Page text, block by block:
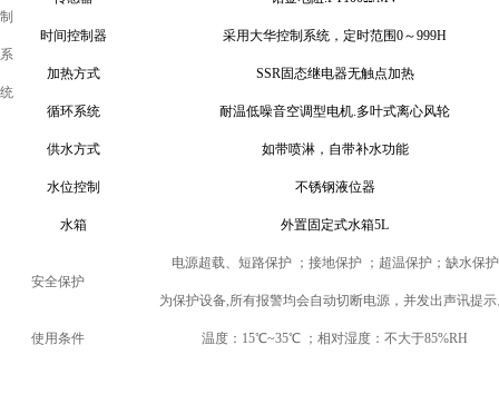
制
系
统
时间控制器 采用大华控制系统，定时范围0～999H
加热方式 SSR固态继电器无触点加热
循环系统 耐温低噪音空调型电机.多叶式离心风轮
供水方式 如带喷淋，自带补水功能
水位控制 不锈钢液位器
水箱 外置固定式水箱5L
安全保护
电源超载、短路保护 ；接地保护 ；超温保护；缺水保护
为保护设备,所有报警均会自动切断电源，并发出声讯提
使用条件 温度：15℃~35℃ ；相对湿度：不大于85%RH